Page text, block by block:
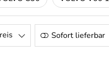
Sofort lieferbar